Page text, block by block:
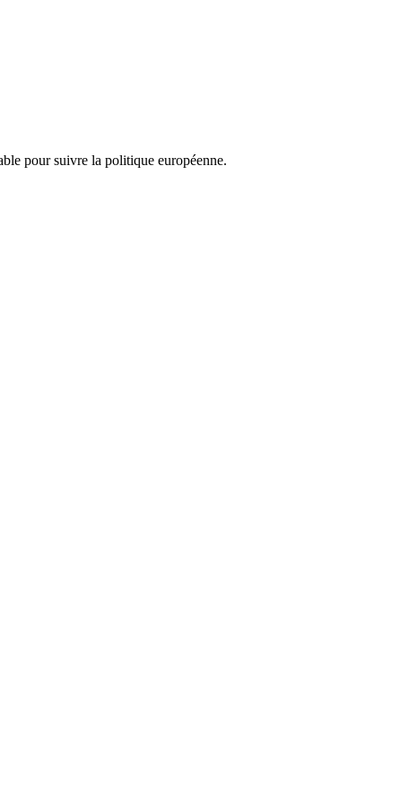
pour suivre la politique européenne.